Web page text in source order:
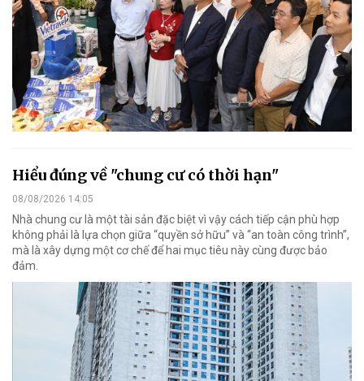
Hiểu đúng về "chung cư có thời hạn"
08/08/2026 14:05
Nhà chung cư là một tài sản đặc biệt vì vậy cách tiếp cận phù hợp
không phải là lựa chọn giữa “quyền sở hữu” và “an toàn công trình”,
mà là xây dựng một cơ chế để hai mục tiêu này cùng được bảo
đảm.